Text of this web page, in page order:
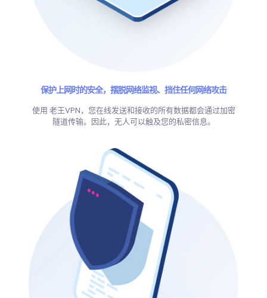
保护上网时的安全，摆脱网络监视、挡住任何网络攻击
使用 老王VPN，您在线发送和接收的所有数据都会通过加密
隧道传输。因此，无人可以触及您的私密信息。